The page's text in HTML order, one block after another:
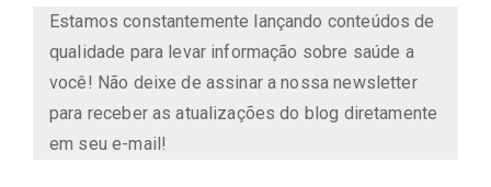
Estamos constantemente lançando conteúdos de
qualidade para levar informação sobre saúde a
você! Não deixe de assinar a nossa newsletter
para receber as atualizações do blog diretamente
em seu e-mail!